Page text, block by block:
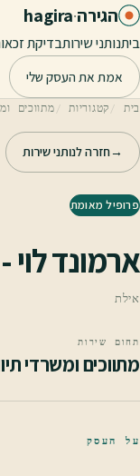
דלג לתוכן הראשי
הגירה·
hagira
ביתנותני שירותבדיקת
אמת את העסק שלי
בית קטגוריות מתווכים
→חזרה לנותני שירות
פרופיל מאומת
ארמונד לוי
אילת
תחום שירות
מתווכים ומשרדי
על העסק